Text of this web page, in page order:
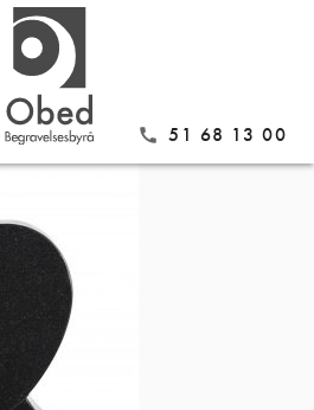
call 51 68 13 00
granitt